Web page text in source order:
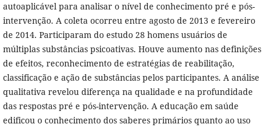
autoaplicável para analisar o nível de conhecimento pré e pós-
intervenção. A coleta ocorreu entre agosto de 2013 e fevereiro
de 2014. Participaram do estudo 28 homens usuários de
múltiplas substâncias psicoativas. Houve aumento nas definições
de efeitos, reconhecimento de estratégias de reabilitação,
classificação e ação de substâncias pelos participantes. A análise
qualitativa revelou diferença na qualidade e na profundidade
das respostas pré e pós-intervenção. A educação em saúde
edificou o conhecimento dos saberes primários quanto ao uso